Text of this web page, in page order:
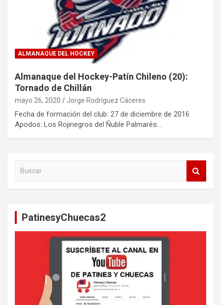
ALMANAQUE DEL HOCKEY
Almanaque del Hockey-Patín Chileno (20):
Tornado de Chillán
mayo 26, 2020 Jorge Rodríguez Cáceres
Fecha de formación del club: 27 de diciembre de 2016
Apodos: Los Rojinegros del Ñuble Palmarés:…
PatinesyChuecas2